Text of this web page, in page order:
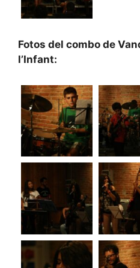
Fotos del combo de
l’Infant: